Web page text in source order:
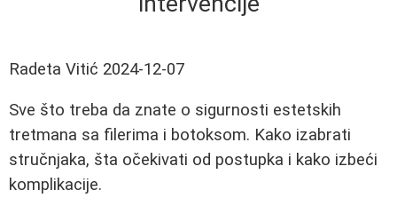
Radeta Vitić 2024-12-07
Sve što treba da znate o sigurnosti estetskih
tretmana sa filerima i botoksom. Kako izabrati
stručnjaka, šta očekivati od postupka i kako izbeći
komplikacije.